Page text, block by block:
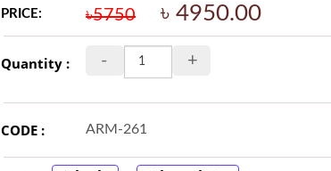
PRICE: ৳5750 ৳ 4950.00
Quantity : - +
CODE : ARM-261